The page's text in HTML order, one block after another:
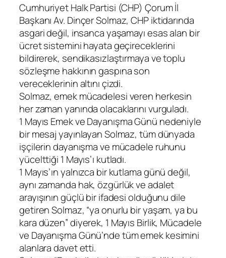
Cumhuriyet Halk Partisi (CHP) Çorum İl
Başkanı Av. Dinçer Solmaz, CHP iktidarında
asgari değil, insanca yaşamayı esas alan bir
ücret sistemini hayata geçireceklerini
bildirerek, sendikasızlaştırmaya ve toplu
sözleşme hakkının gaspına son
vereceklerinin altını çizdi.
Solmaz, emek mücadelesi veren herkesin
her zaman yanında olacaklarını vurguladı.
1 Mayıs Emek ve Dayanışma Günü nedeniyle
bir mesaj yayınlayan Solmaz, tüm dünyada
işçilerin dayanışma ve mücadele ruhunu
yücelttiği 1 Mayıs’ı kutladı.
1 Mayıs’ın yalnızca bir kutlama günü değil,
aynı zamanda hak, özgürlük ve adalet
arayışının güçlü bir ifadesi olduğunu dile
getiren Solmaz, “ya onurlu bir yaşam, ya bu
kara düzen” diyerek, 1 Mayıs Birlik, Mücadele
ve Dayanışma Günü’nde tüm emek kesimini
alanlara davet etti.